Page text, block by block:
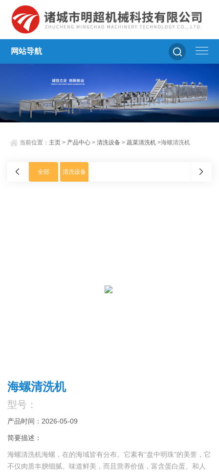
网站导航
当前位置： 主页 > 产品中心 >清洗设备 >蔬菜清洗机 >海螺清洗机
全部 清洗设备
海螺清洗机
型号：
产品时间：2026-05-09
简要描述：
海螺清洗机海螺，在的海域皆有分布。它素有“盘中明珠"的美誉，它
不仅肉质丰腴细腻、味道鲜美，而且营养价值，富含蛋白蛋、和人